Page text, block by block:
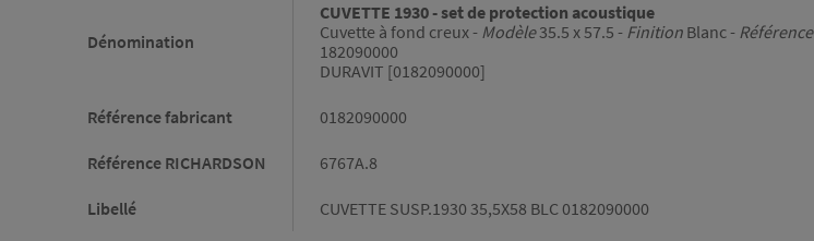
Dénomination
CUVETTE 1930 - set de protection acoustique
Cuvette à fond creux - Modèle35.5 x 57.5 - Finition Blanc - Référence
182090000
DURAVIT [0182090000]
Référence fabricant 0182090000
Référence RICHARDSON 6767A.8
Libellé CUVETTE SUSP.1930 35,5X58 BLC 0182090000